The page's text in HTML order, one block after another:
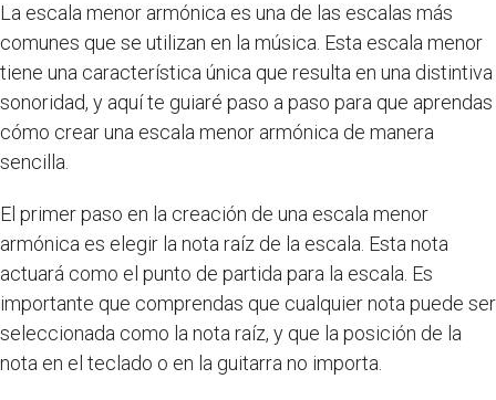
La escala menor armónica es una de las escalas más
comunes que se utilizan en la música. Esta escala menor
tiene una característica única que resulta en una distintiva
sonoridad, y aquí te guiaré paso a paso para que aprendas
cómo crear una escala menor armónica de manera
sencilla.
El primer paso en la creación de una escala menor
armónica es elegir la nota raíz de la escala. Esta nota
actuará como el punto de partida para la escala. Es
importante que comprendas que cualquier nota puede ser
seleccionada como la nota raíz, y que la posición de la
nota en el teclado o en la guitarra no importa.